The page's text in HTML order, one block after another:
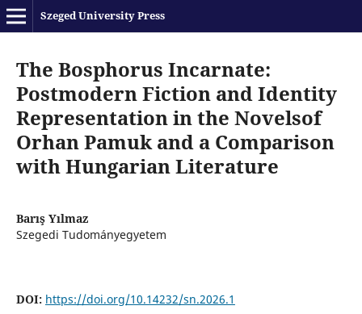
Szeged University Press
The Bosphorus Incarnate:
Postmodern Fiction and Identity
Representation in the Novelsof
Orhan Pamuk and a Comparison
with Hungarian Literature
Barış Yılmaz
Szegedi Tudományegyetem
DOI: https://doi.org/10.14232/sn.2026.1